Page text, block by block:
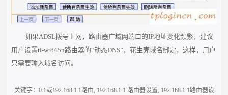
如果ADSL拨号上网，路由器广域网端口的IP地址变化频繁，建议
用户设置tl-wr845n路由器的“动态DNS”，花生壳域名绑定，这样，用户
只需要输入域名访问。
关键字：0.1或192.168.1.1路由, 192.168.1.1 路由器设置, 192.168.1.1路由器设